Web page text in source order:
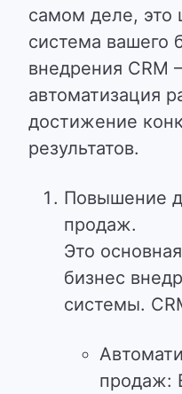
самом деле, это
система вашего
внедрения CRM
автоматизация
достижение
результатов.
Повышение
продаж.
Это
бизнес
системы.
продаж: